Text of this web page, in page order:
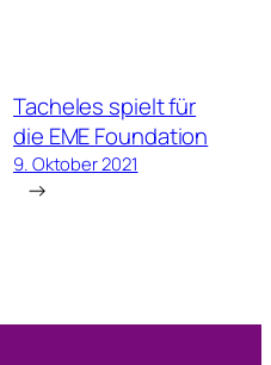
Tacheles spielt für
die EME Foundation
9. Oktober 2021
→